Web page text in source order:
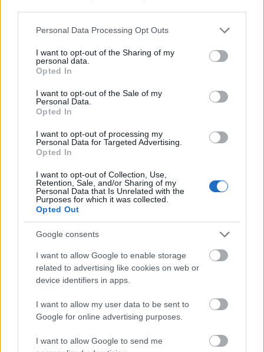
Please note that this website/app uses one or more Google
not limited to your visit or usage behaviour. You may click to
grant or deny consent to Google and its third-party tags to
use your data for below specified purposes in below Google
consent section.
Personal Data Processing Opt Outs
I want to opt-out of the Sharing of my
personal data.
Opted In
I want to opt-out of the Sale of my
Personal Data.
Opted In
I want to opt-out of processing my
Personal Data for Targeted Advertising.
Opted In
I want to opt-out of Collection, Use,
Retention, Sale, and/or Sharing of my
Personal Data that Is Unrelated with the
Purposes for which it was collected.
Opted Out
Google consents
I want to allow Google to enable storage
related to advertising like cookies on web or
device identifiers in apps.
I want to allow my user data to be sent to
Google for online advertising purposes.
I want to allow Google to send me
de Marfil estaba sin equipo y firma
Analizamos su trayectoria y
Porteros
Diego López (Espanyol): 46 puntos
Kiko Casilla (Elche): 45 puntos
Álex Remiro (Real Sociedad): 41 puntos
Defensas
Íñigo Martínez (Athletic): 56 puntos
Aritz Elustondo (Real Sociedad): 53 puntos
David García (Osasuna): 53 puntos
Alejandro Catena (Rayo): 43 puntos
Jesús Navas (Sevilla): 43 puntos